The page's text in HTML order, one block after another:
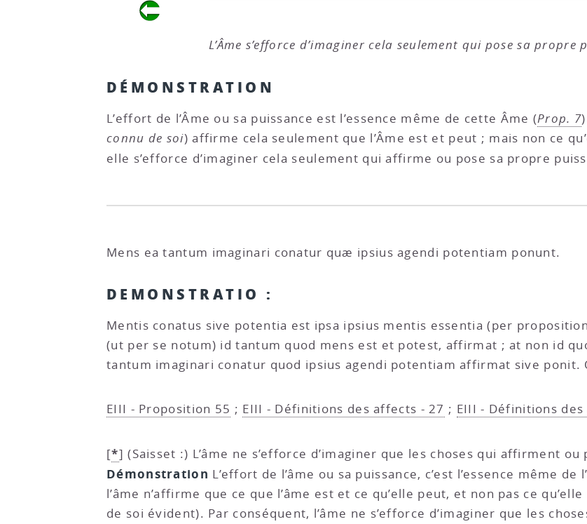
L’Âme s’efforce d’imaginer cela seulement qui pose sa propre
DÉMONSTRATION
L’effort de l’Âme ou sa puissance est l’essence même de cette Âme (Prop. 7
connu de soi) affirme cela seulement que l’Âme est et peut ; mais non ce
elle s’efforce d’imaginer cela seulement qui affirme ou pose sa propre
Mens ea tantum imaginari conatur quæ ipsius agendi potentiam ponunt.
DEMONSTRATIO :
Mentis conatus sive potentia est ipsa ipsius mentis essentia (per
(ut per se notum) id tantum quod mens est et potest, affirmat ; at non id
tantum imaginari conatur quod ipsius agendi potentiam affirmat sive ponit.
EIII - Proposition 55 ; EIII - Définitions des affects - 27 ; EIII - Définitions
[*](Saisset :) L’âme ne s’efforce d’imaginer que les choses qui affirment ou
Démonstration L’effort de l’âme ou sa puissance, c’est l’essence même de
l’âme n’affirme que ce que l’âme est et ce qu’elle peut, et non pas ce
de soi évident). Par conséquent, l’âme ne s’efforce d’imaginer que les